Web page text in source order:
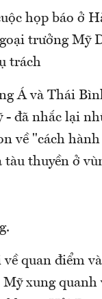
họp báo ở
trưởng Mỹ
trách
Á và Thái
- đã nhắc lại
về "cách
tàu thuyền ở
quan điểm
xung quanh